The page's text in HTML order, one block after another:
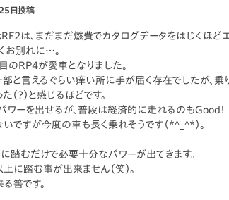
日投稿
は、まだまだ燃費でカタログデータをはじくほど
お別れに…。
のRP4が愛車となりました。
と言えるぐらい痒い所に手が届く存在でしたが、乗
？）と感じるほどです。
ワーを出せるが、普段は経済的に走れるのもGood！
ですが今度の車も長く乗れそうです（*^_^*）。
踏むだけで必要十分なパワーが出てきます。
に踏む事が出来ません（笑）。
筈です。